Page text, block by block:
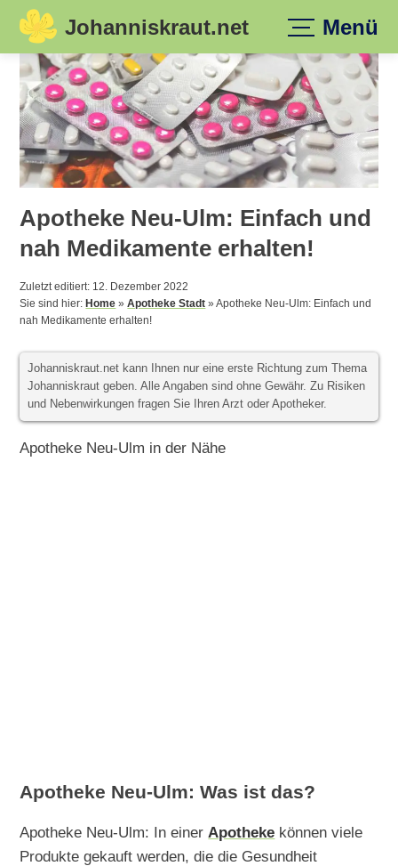
Skip
content
Johanniskraut.net Menü
Apotheke Neu-Ulm: Einfach und
nah Medikamente erhalten!
Zuletzt editiert: 12. Dezember 2022
Sie sind hier:Home »Apotheke Stadt »Apotheke Neu-Ulm: Einfach und
nah Medikamente erhalten!
Johanniskraut.net kann Ihnen nur eine erste Richtung zum Thema
Johanniskraut geben. Alle Angaben sind ohne Gewähr. Zu Risiken
und Nebenwirkungen fragen Sie Ihren Arzt oder Apotheker.
Apotheke Neu-Ulm in der Nähe
Apotheke Neu-Ulm: Was ist das?
Apotheke Neu-Ulm: In einer Apotheke können viele
Produkte gekauft werden, die die Gesundheit